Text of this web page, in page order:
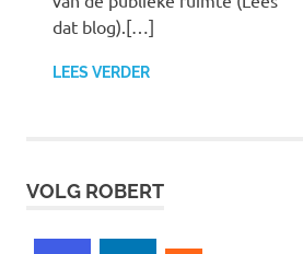
dat blog).[…]
LEES VERDER
VOLG ROBERT